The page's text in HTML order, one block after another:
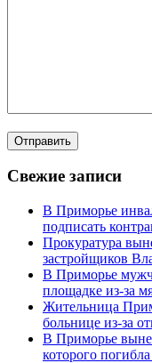
Свежие записи
В Приморье
подписать
Прокуратура
застройщиков
В Приморье
площадке из-за
Жительница
больнице из-за
В Приморье
которого